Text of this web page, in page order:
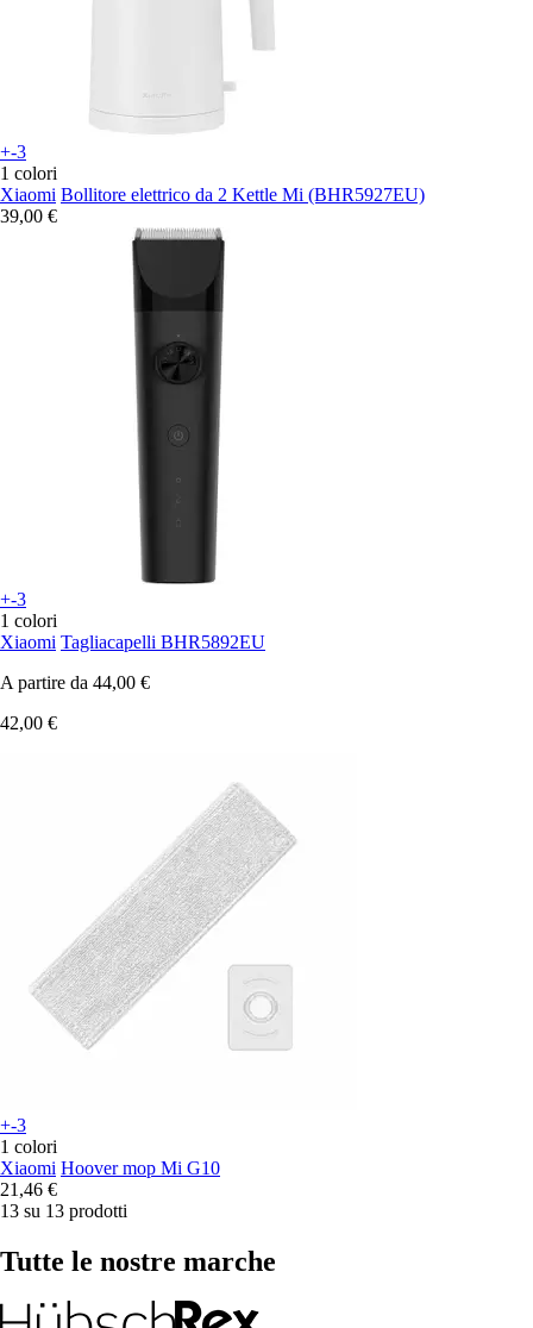
+-3
1 colori
Xiaomi Bollitore elettrico da 2 Kettle Mi (BHR5927EU)
39,00 €
+-3
1 colori
Xiaomi Tagliacapelli BHR5892EU
A partire da 44,00 €
42,00 €
+-3
1 colori
Xiaomi Hoover mop Mi G10
21,46 €
13 su 13 prodotti
Tutte le nostre marche